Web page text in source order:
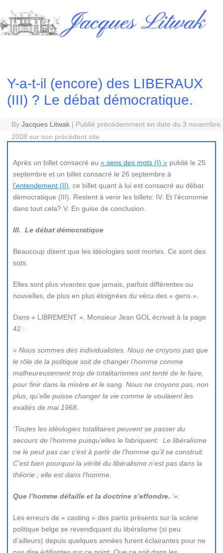
to
content
Jacques Litwak
Y-a-t-il (encore) des LIBERAUX
(III) ? Le débat démocratique.
By Jacques Litwak | Publié précédemment en date du 3 novembre
2008 sur son précédent site
Après un billet consacré au « sens des mots (I) » publié le 25
septembre et un billet consacré le 26 septembre à
l’entendement (II) , ce billet quant à lui est consacré au débat
démocratique (III). Restent à venir les billets: IV. Et l’économie
dans tout cela? V. En guise de conclusion.
III. Le débat démocratique
Beaucoup disent que les idéologies sont mortes. Ce sont des
sots.
Elles sont plus vivantes que jamais, parfois différentes ou
nouvelles, de plus en plus éloignées du vécu des « gens ».
Dans « LIBREMENT », Monsieur Jean GOL écrivait à la page
42 :
« Nous sommes des individualistes. Nous ne croyons pas que
le rôle de la politique soit de changer l’homme comme
malheureusement trop de totalitarismes ont tenté de le faire,
pour finir dans la misère et le sang. Nous ne croyons pas, non
plus, qu’elle puisse changer la vie comme le voulaient les
exaltés de mai 1968.
‘Toutes les idéologies totalitaires peuvent se passer du
secours de l’homme puisqu’elles le fabriquent. Le libéralisme
ne le peut pas car c’est à partir de l’homme qu’il se construit.
C’est bien pourquoi la vérité du libéralisme n’est pas dans la
théorie ; elle est dans l’homme.
Que l’homme défaille et la doctrine s’effondre. ‘».
Les erreurs de « casting » des partis présents sur la scène
politique belge se revendiquant du libéralisme (si peu
d’ailleurs) depuis quelques années furent éclairantes pour ne